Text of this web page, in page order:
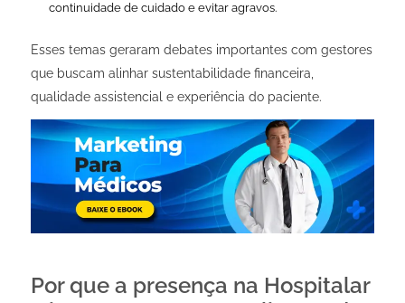
continuidade de cuidado e evitar agravos.
Esses temas geraram debates importantes com gestores
que buscam alinhar sustentabilidade financeira,
qualidade assistencial e experiência do paciente.
Por que a presença na Hospitalar